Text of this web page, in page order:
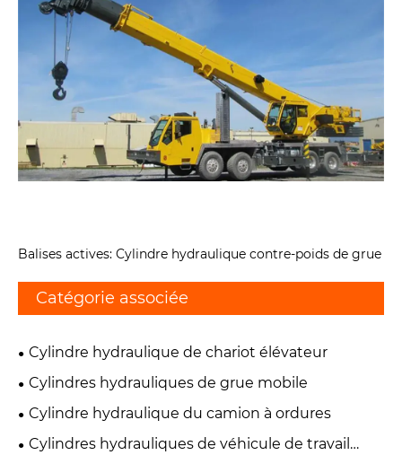
Balises actives: Cylindre hydraulique contre-poids de grue
Catégorie associée
Cylindre hydraulique de chariot élévateur
Cylindres hydrauliques de grue mobile
Cylindre hydraulique du camion à ordures
Cylindres hydrauliques de véhicule de travail